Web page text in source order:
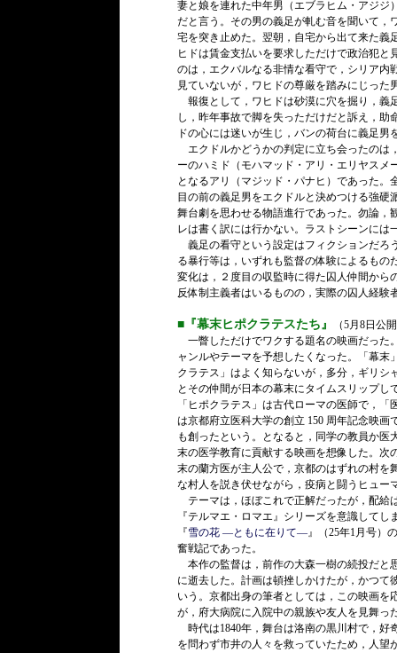
妻と娘を連れた中年男（エブラヒム・アジジ
だと言う。その男の義足が軋む音を聞いて，
宅を突き止めた。翌朝，自宅から出て来た義
ヒドは賃金支払いを要求しただけで政治犯
のは，エクバルなる非情な看守で，シリア内
見ていないが，ワヒドの尊厳を踏みにじっ
報復として，ワヒドは砂漠に穴を掘り，義
し，昨年事故で脚を失っただけだと訴え，
ドの心には迷いが生じ，バンの荷台に義足
エクドルかどうかの判定に立ち会ったのは
ーのハミド（モハマッド・アリ・エリヤス
となるアリ（マジッド・パナヒ）であった
目の前の義足男をエクドルと決めつける強
舞台劇を思わせる物語進行であった。勿論，
レは書く訳には行かない。ラストシーンには
義足の看守という設定はフィクションだろ
る暴行等は，いずれも監督の体験によるも
変化は，２度目の収監時に得た囚人仲間から
反体制主義者はいるものの，実際の囚人経験
■『幕末ヒポクラテスたち』
（5月8日公
一瞥しただけでワクする題名の映画だった
ャンルやテーマを予想したくなった。「幕
クラテス」はよく知らないが，多分，ギリ
とその仲間が日本の幕末にタイムスリップし
「ヒポクラテス」は古代ローマの医師で，
は京都府立医科大学の創立 150 周年記念映
も創ったという。となると，同学の教員か
末の医学教育に貢献する映画を想像した。次
末の蘭方医が主人公で，京都のはずれの村を
な村人を説き伏せながら，疫病と闘うヒュー
テーマは，ほぼこれで正解だったが，配給
『テルマエ・ロマエ』シリーズを意識して
『雪の花 ―ともに在りて―』（25年1月号）
奮戦記であった。
本作の監督は，前作の大森一樹の続投だと
に逝去した。計画は頓挫しかけたが，かつ
いう。京都出身の筆者としては，この映画
が，府大病院に入院中の親族や友人を見舞っ
時代は1840年，舞台は洛南の黒川村で，好
を問わず市井の人々を救っていたため，人